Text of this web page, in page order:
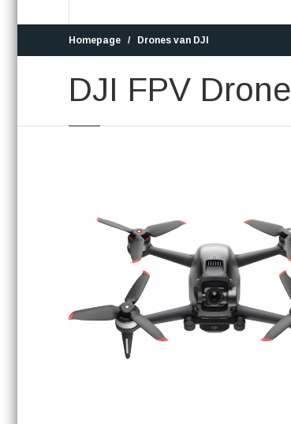
Homepage Drones van DJI
DJI FPV Drone